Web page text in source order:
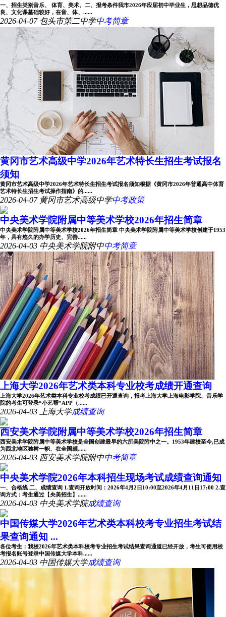
一、招生类别音乐、 体育、美术。二、报考条件我市2026年应届初中毕业生，思想品德优
良、文化课基础较好，在音、体、......
2026-04-07 包头市第二中学中考简章
黄冈市艺术高级中学2026年艺术特长生招生考试报名
须知
黄冈市艺术高级中学2026年艺术特长生招生考试报名须知根据《黄冈市2026年普通高中体育
艺术特长生招生考试操作指南》的......
2026-04-07 黄冈市艺术高级中学中考政策
中央美术学院附属中等美术学校2026年招生简章
中央美术学院附属中等美术学校2026年招生简章 中央美术学院附属中等美术学校创建于1953
年，具有悠久的办学历史、完善......
2026-04-03 中央美术学院附中中考简章
上海大学2026年艺术类本科专业校考成绩开通查询
上海大学2026年艺术类本科专业校考成绩已开通查询，报考上海大学上海电影学院、音乐学
院的考生可登录“小艺帮”APP（......
2026-04-03 上海大学成绩查询
西安美术学院附属中等美术学校2026年招生简章
西安美术学院附属中等美术学校是全国创建最早的六所美院附中之一。1953年建校至今,已成
为西北地区独树一帜、在全国颇......
2026-04-03 西安美术学院附中中考简章
中央美术学院2026年本科招生现场考试成绩查询通知
一、合格线 二、成绩查询 1.查询开放时间：2026年4月2日10:00至2026年4月11日17:00 2.查
询方式：考生通过【央美招生】......
2026-04-03 中央美术学院成绩查询
中国传媒大学2026年艺术类本科校考专业招生考试结
果查询通知 ...
各位考生：我校2026年艺术类本科校考专业招生考试结果查询通道已经开放，考生可使用校
考报名账号登录中国传媒大学本科......
2026-04-03 中国传媒大学成绩查询